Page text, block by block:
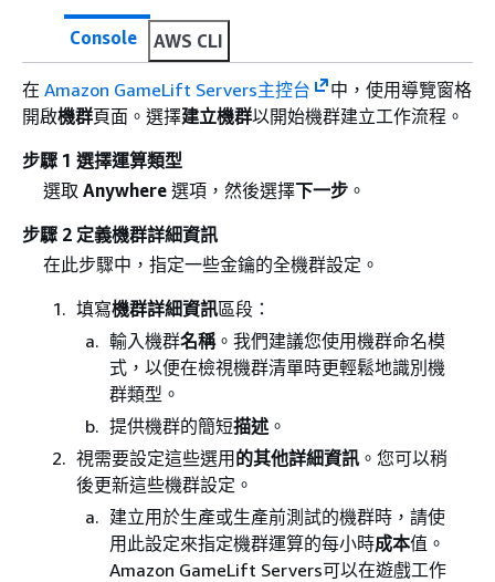
Console AWS CLI
在 Amazon GameLift Servers主控台
中，使用導覽窗格
開啟機群頁面。選擇建立機群以開始機群建立工作流程。
步驟 1 選擇運算類型
選取 Anywhere選項，然後選擇下一步。
步驟 2 定義機群詳細資訊
在此步驟中，指定一些金鑰的全機群設定。
填寫機群詳細資訊區段：
輸入機群名稱。我們建議您使用機群命名模
式，以便在檢視機群清單時更輕鬆地識別機
群類型。
提供機群的簡短描述。
視需要設定這些選用的其他詳細資訊。您可以稍
後更新這些機群設定。
建立用於生產或生產前測試的機群時，請使
用此設定來指定機群運算的每小時成本值。
Amazon GameLift Servers可以在遊戲工作